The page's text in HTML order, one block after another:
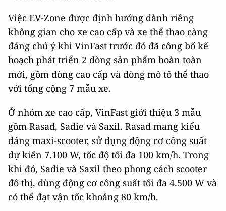
Việc EV-Zone được định hướng dành riêng
không gian cho xe cao cấp và xe thể thao càng
đáng chú ý khi VinFast trước đó đã công bố kế
hoạch phát triển 2 dòng sản phẩm hoàn toàn
mới, gồm dòng cao cấp và dòng mô tô thể thao
với tổng cộng 7 mẫu xe.
Ở nhóm xe cao cấp, VinFast giới thiệu 3 mẫu
gồm Rasad, Sadie và Saxil. Rasad mang kiểu
dáng maxi-scooter, sử dụng động cơ công suất
dự kiến 7.100 W, tốc độ tối đa 100 km/h. Trong
khi đó, Sadie và Saxil theo phong cách scooter
đô thị, dùng động cơ công suất tối đa 4.500 W và
có thể đạt vận tốc khoảng 80 km/h.